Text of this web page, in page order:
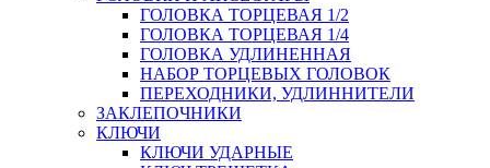
ГОЛОВКА ТОРЦЕВАЯ 1/2
ГОЛОВКА ТОРЦЕВАЯ 1/4
ГОЛОВКА УДЛИНЕННАЯ
НАБОР ТОРЦЕВЫХ ГОЛОВОК
ПЕРЕХОДНИКИ, УДЛИННИТЕЛИ
ЗАКЛЕПОЧНИКИ
КЛЮЧИ
КЛЮЧИ УДАРНЫЕ